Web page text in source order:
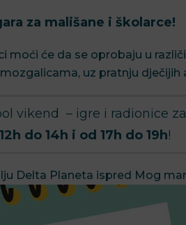
za mališane i školarce!
moći će da se oprobaju u
uz pratnju dječijih
vikend – igre i radionice
do 14h i od 17h do 19h!⁣⁣
Delta Planeta ispred Mog